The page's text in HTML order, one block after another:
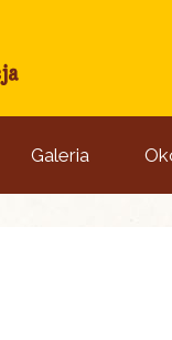
Galeria